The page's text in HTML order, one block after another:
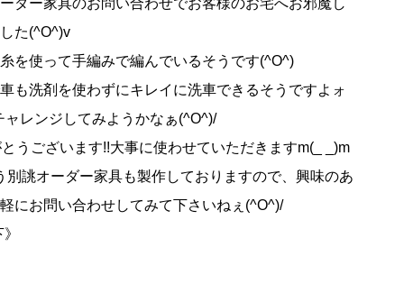
ダー家具のお問い合わせでお客様のお宅へお邪魔し
た(^O^)v
を使って手編みで編んでいるそうです(^O^)
も洗剤を使わずにキレイに洗車できるそうですよォ
ャレンジしてみようかなぁ(^O^)/
うございます!!大事に使わせていただきますm(_ _)m
別誂オーダー家具も製作しておりますので、興味のあ
にお問い合わせしてみて下さいねぇ(^O^)/